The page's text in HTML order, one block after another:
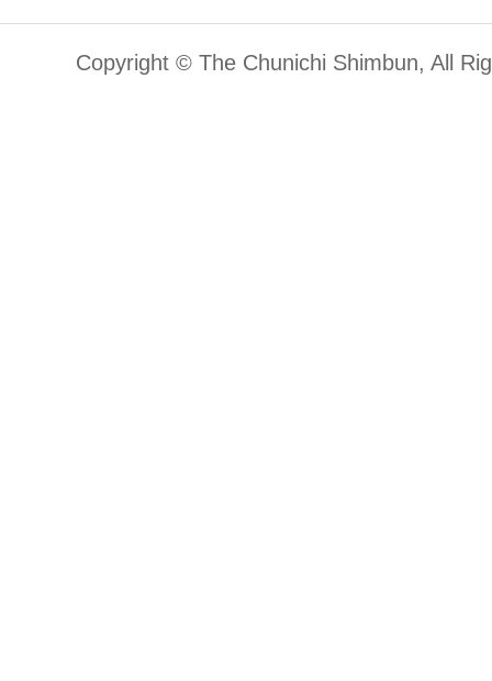
Copyright © The Chunichi Shimbun, All